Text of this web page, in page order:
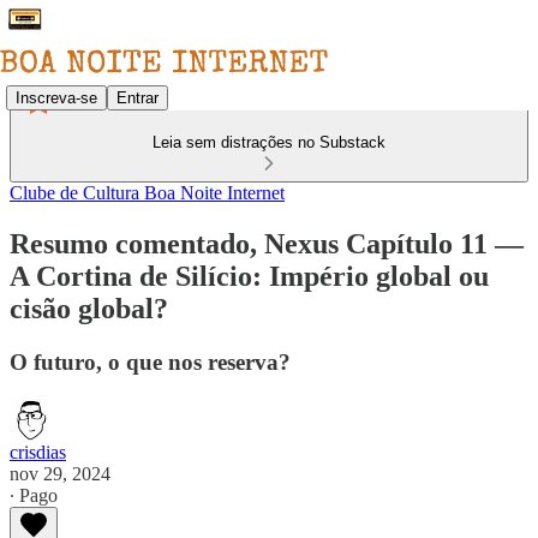
Inscreva-se Entrar
Leia sem distrações no Substack
Clube de Cultura Boa Noite Internet
Resumo comentado, Nexus Capítulo 11 —
A Cortina de Silício: Império global ou
cisão global?
O futuro, o que nos reserva?
crisdias
nov 29, 2024
∙ Pago